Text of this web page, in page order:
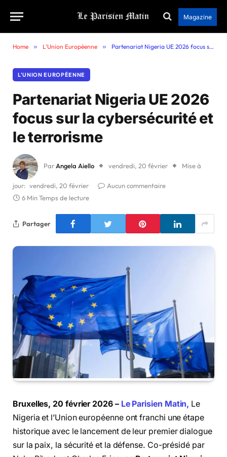
Magazine
Home » L'Union Européenne » Partenariat Nigeria UE 2026 focus sur la cybersécurité et le terrorisme
L'UNION EUROPÉENNE
Partenariat Nigeria UE 2026
focus sur la cybersécurité et
le terrorisme
Par Angela Aiello vendredi, 20 février Mise à
jour: vendredi, 20 février
Aucun commentaire
6 Min Temps de lecture
Partager
Bruxelles, 20 février 2026 – Le Parisien Matin, Le
Nigeria et l’Union européenne ont franchi une étape
historique avec le lancement de leur premier dialogue
sur la paix, la sécurité et la défense. Co-présidé par